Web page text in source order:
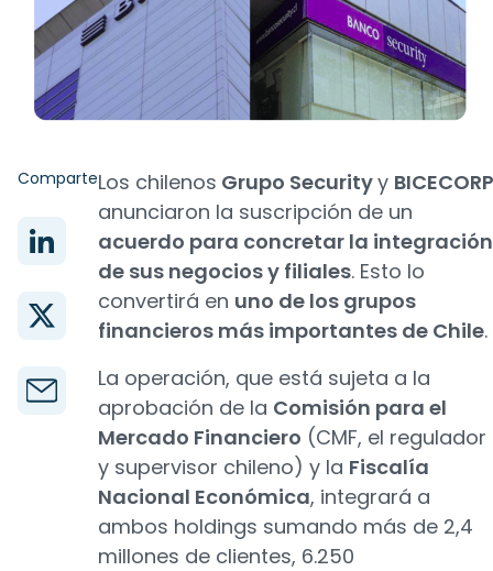
ComparteLos chilenos Grupo Securityy BICECORP
anunciaron la suscripción de un
acuerdo para concretar la integración
de sus negocios y filiales. Esto lo
convertirá en uno de los grupos
financieros más importantes de Chile.
La operación, que está sujeta a la
aprobación de la Comisión para el
Mercado Financiero (CMF, el regulador
y supervisor chileno) y la Fiscalía
Nacional Económica, integrará a
ambos holdings sumando más de 2,4
millones de clientes, 6.250